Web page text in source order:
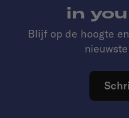
in
Blijf op de hoogte